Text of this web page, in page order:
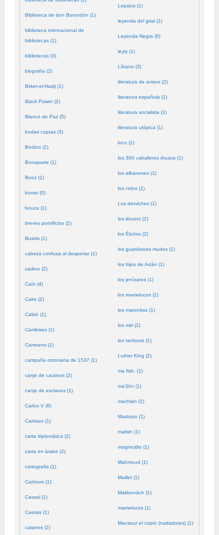
Biblioteca de don Borondón (1)
biblioteca internacional de
bibliotecas (1)
bibliotecas (3)
biografía (2)
Birket-el-Hadji (1)
Black Power (2)
Blanco de Paz (5)
bodas coptas (3)
Bodino (2)
Bonaparte (1)
Booz (1)
borrar (0)
bouza (1)
breves pontificios (2)
Busiris (1)
cabeza confusa al despertar (1)
cadine (2)
Caín (4)
Cairo (2)
Calish (1)
Cambises (1)
Camoens (1)
campaña otromana de 1537 (1)
canje de cautivos (2)
canje de esclavos (1)
Carlos V (6)
Carriazo (1)
carta diplomática (2)
carta en árabe (2)
cartografia (1)
Cartoum (1)
Cassal (1)
Cassas (1)
catarros (2)
Lepsius (1)
leyenda del grial (1)
Leyenda Negra (9)
leyly (1)
Líbano (3)
literatura de avisos (2)
literatura española (1)
literatura socialista (1)
literatura utópica (1)
loco (1)
los 300 caballeros drusos (1)
los albaneses (1)
los celos (1)
Los derviches (1)
los drusos (2)
los Éloïms (2)
los guardianes mudos (1)
los hijos de Adán (1)
los jenízaros (1)
los mamelucos (1)
los maronitas (1)
los miri (1)
los tantours (1)
Luther King (2)
ma fish. (1)
ma’ŷūn (1)
machlah (2)
Madrazo (1)
mafish (1)
magnicidio (1)
Mahmoud (1)
Maillet (1)
Makbenách (1)
mamelucos (1)
Mansour el copto (nadadores) (1)